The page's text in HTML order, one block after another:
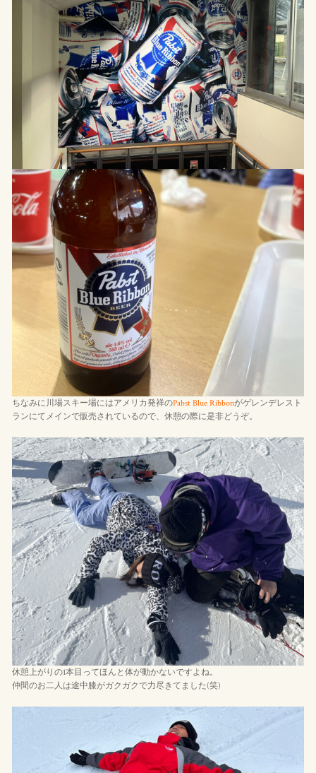
ちなみに川場スキー場にはアメリカ発祥のPabst Blue Ribbonがゲレンデレスト
ランにてメインで販売されているので、休憩の際に是非どうぞ。
休憩上がりの1本目ってほんと体が動かないですよね。
仲間のお二人は途中膝がガクガクで力尽きてました(笑)